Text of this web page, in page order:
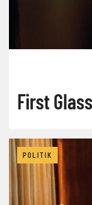
First
POLITIK